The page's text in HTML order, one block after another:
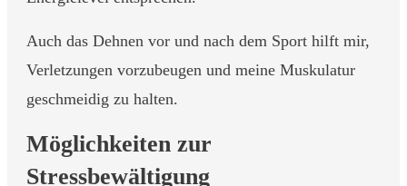
Auch das Dehnen vor und nach dem Sport hilft mir,
Verletzungen vorzubeugen und meine Muskulatur
geschmeidig zu halten.
Möglichkeiten zur
Stressbewältigung